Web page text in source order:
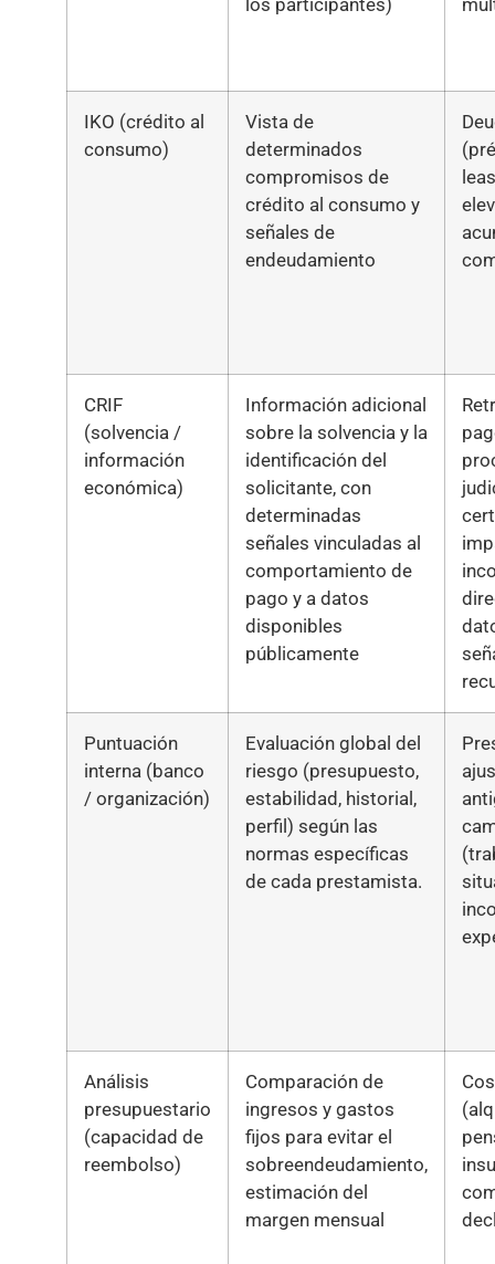
IKO (crédito al
consumo)
Vista de
determinados
compromisos de
crédito al consumo y
señales de
endeudamiento
CRIF
(solvencia /
información
económica)
Información adicional
sobre la solvencia y la
identificación del
solicitante, con
determinadas
señales vinculadas al
comportamiento de
pago y a datos
disponibles
públicamente
Puntuación
interna (banco
/ organización)
Evaluación global del
riesgo (presupuesto,
estabilidad, historial,
perfil) según las
normas específicas
de cada prestamista.
Análisis
presupuestario
(capacidad de
reembolso)
Comparación de
ingresos y gastos
fijos para evitar el
sobreendeudamiento,
estimación del
margen mensual